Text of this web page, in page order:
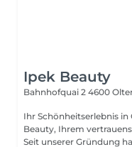
Ipek Beauty
Bahnhofquai 2 4600
Ihr Schönheitserlebnis in Olten Herzlich
Beauty, Ihrem
Seit unserer Gründung